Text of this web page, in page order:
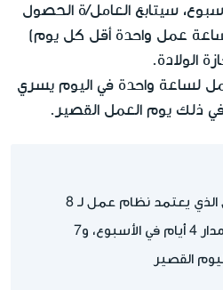
في الأسبوع، سيتابع العامل/ة الحصول
عمل واحدة أقل كل يوم)
لساعة واحدة في اليوم يسري
ذلك يوم العمل القصير.
من يعمل في مكان عمل الذي يعتمد نظام عمل لـ 8
ساعات و36 دقيقة على مدار 4 أيام في الأسبوع، و7